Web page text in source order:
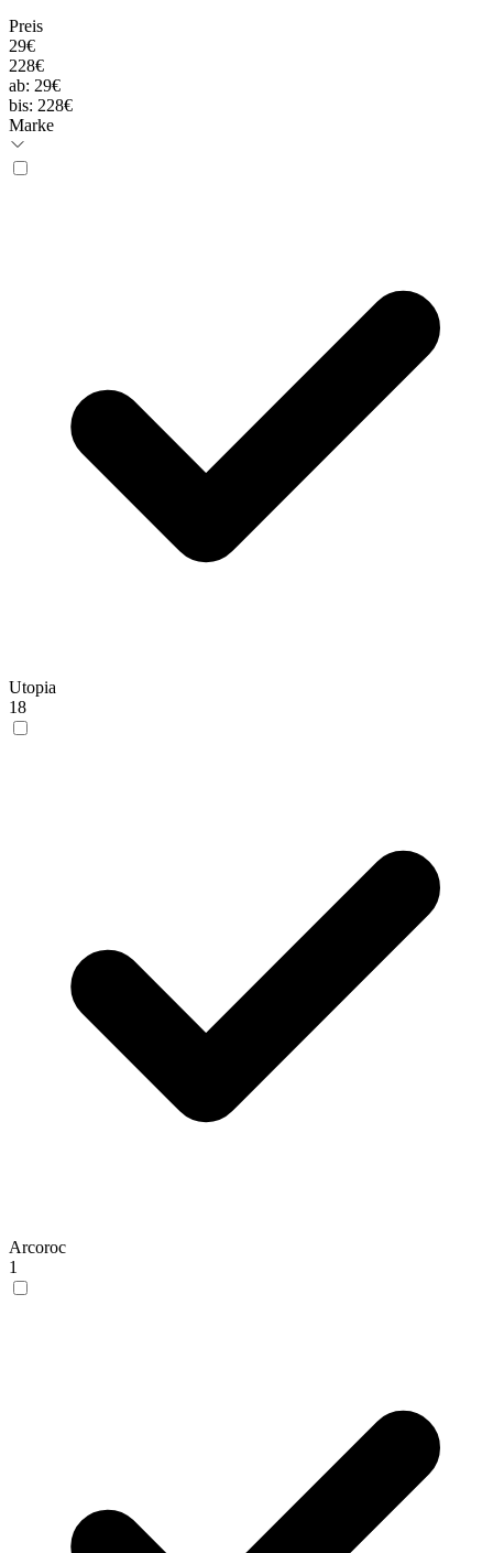
Preis
29€
228€
ab: 29€
bis: 228€
Marke
Utopia
18
Arcoroc
1